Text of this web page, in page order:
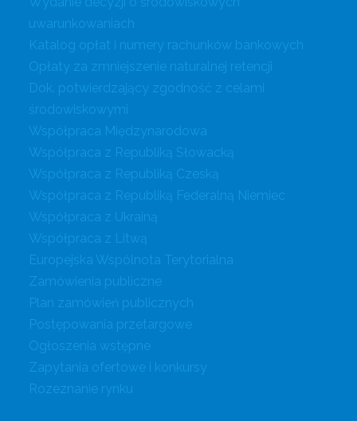
uwarunkowaniach
Katalog opłat i numery rachunków bankowych
Opłaty za zmniejszenie naturalnej retencji
Dok. potwierdzający zgodność z celami
środowiskowymi
Współpraca Międzynarodowa
Współpraca z Republiką Słowacką
Współpraca z Republiką Czeską
Współpraca z Republiką Federalną Niemiec
Współpraca z Ukrainą
Współpraca z Litwą
Europejska Wspólnota Terytorialna
Zamówienia publiczne
Plan zamówień publicznych
Postępowania przetargowe
Ogłoszenia wstępne
Zapytania ofertowe i konkursy
Rozeznanie rynku